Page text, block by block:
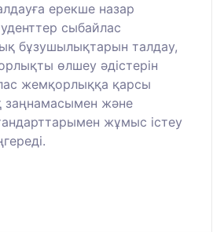
ерекше назар
сыбайлас
бұзушылықтарын талдау,
өлшеу әдістерін
жемқорлыққа қарсы
заңнамасымен және
жұмыс істеу